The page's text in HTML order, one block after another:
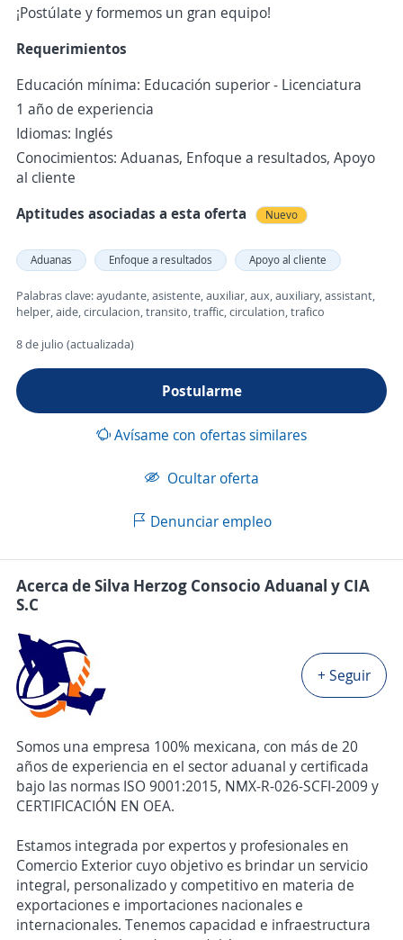
¡Postúlate y formemos un gran equipo!
Requerimientos
Educación mínima: Educación superior - Licenciatura
1 año de experiencia
Idiomas: Inglés
Conocimientos: Aduanas, Enfoque a resultados, Apoyo
al cliente
Aptitudes asociadas a esta oferta
Nuevo
Aduanas Enfoque a resultados Apoyo al cliente
Palabras clave: ayudante, asistente, auxiliar, aux, auxiliary, assistant,
helper, aide, circulacion, transito, traffic, circulation, trafico
8 de julio (actualizada)
Postularme
Avísame con ofertas similares
Ocultar oferta
Denunciar empleo
Acerca de Silva Herzog Consocio Aduanal y CIA
S.C
+ Seguir
Somos una empresa 100% mexicana, con más de 20
años de experiencia en el sector aduanal y certificada
bajo las normas ISO 9001:2015, NMX-R-026-SCFI-2009 y
CERTIFICACIÓN EN OEA.
Estamos integrada por expertos y profesionales en
Comercio Exterior cuyo objetivo es brindar un servicio
integral, personalizado y competitivo en materia de
exportaciones e importaciones nacionales e
internacionales. Tenemos capacidad e infraestructura